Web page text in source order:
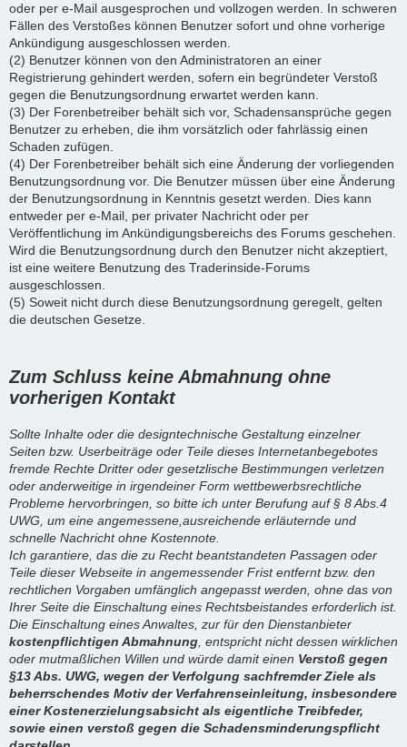
oder per e-Mail ausgesprochen und vollzogen werden. In schweren
Fällen des Verstoßes können Benutzer sofort und ohne vorherige
Ankündigung ausgeschlossen werden.
(2) Benutzer können von den Administratoren an einer
Registrierung gehindert werden, sofern ein begründeter Verstoß
gegen die Benutzungsordnung erwartet werden kann.
(3) Der Forenbetreiber behält sich vor, Schadensansprüche gegen
Benutzer zu erheben, die ihm vorsätzlich oder fahrlässig einen
Schaden zufügen.
(4) Der Forenbetreiber behält sich eine Änderung der vorliegenden
Benutzungsordnung vor. Die Benutzer müssen über eine Änderung
der Benutzungsordnung in Kenntnis gesetzt werden. Dies kann
entweder per e-Mail, per privater Nachricht oder per
Veröffentlichung im Ankündigungsbereichs des Forums geschehen.
Wird die Benutzungsordnung durch den Benutzer nicht akzeptiert,
ist eine weitere Benutzung des Traderinside-Forums
ausgeschlossen.
(5) Soweit nicht durch diese Benutzungsordnung geregelt, gelten
die deutschen Gesetze.
Zum Schluss keine Abmahnung ohne
vorherigen Kontakt
Sollte Inhalte oder die designtechnische Gestaltung einzelner
Seiten bzw. Userbeiträge oder Teile dieses Internetanbegebotes
fremde Rechte Dritter oder gesetzlische Bestimmungen verletzen
oder anderweitige in irgendeiner Form wettbewerbsrechtliche
Probleme hervorbringen, so bitte ich unter Berufung auf § 8 Abs.4
UWG, um eine angemessene,ausreichende erläuternde und
schnelle Nachricht ohne Kostennote.
Ich garantiere, das die zu Recht beantstandeten Passagen oder
Teile dieser Webseite in angemessender Frist entfernt bzw. den
rechtlichen Vorgaben umfänglich angepasst werden, ohne das von
Ihrer Seite die Einschaltung eines Rechtsbeistandes erforderlich ist.
Die Einschaltung eines Anwaltes, zur für den Dienstanbieter
kostenpflichtigen Abmahnung , entspricht nicht dessen wirklichen
oder mutmaßlichen Willen und würde damit einen Verstoß gegen
§13 Abs. UWG, wegen der Verfolgung sachfremder Ziele als
beherrschendes Motiv der Verfahrenseinleitung, insbesondere
einer Kostenerzielungsabsicht als eigentliche Treibfeder,
sowie einen verstoß gegen die Schadensminderungspflicht